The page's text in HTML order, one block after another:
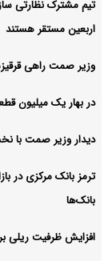
تیم مشترک نظارتی
اربعین مستقر هستند
وزیر صمت راهی
در بهار یک میلیون
دیدار وزیر صمت با
بانک‌ها
افزایش ظرفیت ریلی